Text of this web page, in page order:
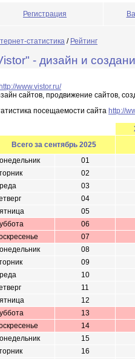
Регистрация
статистика / Рейтинг
- дизайн и
http://www.vistor.ru/
сайтов, продвижение сайтов,
посещаемости сайта http://
Всего за сентябрь 2025
01
02
03
04
05
06
07
08
09
10
11
12
13
14
15
16